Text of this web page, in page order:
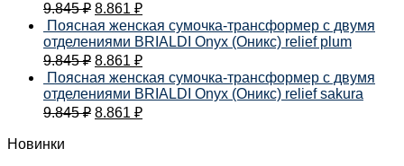
9.845₽ 8.861 ₽
Поясная женская сумочка-трансформер с двумя
отделениями BRIALDI Onyx (Оникс) relief plum
9.845₽ 8.861 ₽
Поясная женская сумочка-трансформер с двумя
отделениями BRIALDI Onyx (Оникс) relief sakura
9.845₽ 8.861 ₽
Новинки